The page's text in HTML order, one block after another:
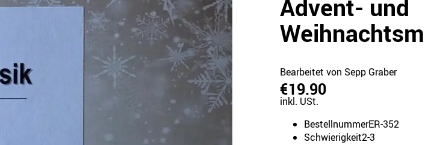
Advent- und
Bearbeitet von Sepp Graber
€19.90
inkl. USt.
BestellnummerER-352
Schwierigkeit2-3